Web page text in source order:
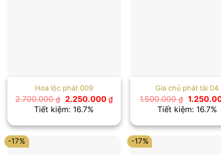
Hoa lộc phát 009
2.700.000₫
Giá
gốc
là:
2.250.000 ₫Giá
hiện
là:
2.250.000 ₫.
Tiết kiệm: 16.7%
Gia chủ phát tài 04
1.500.000₫ Giá
gốc
là:
Tiết kiệm: 16.7%
-17% -17%